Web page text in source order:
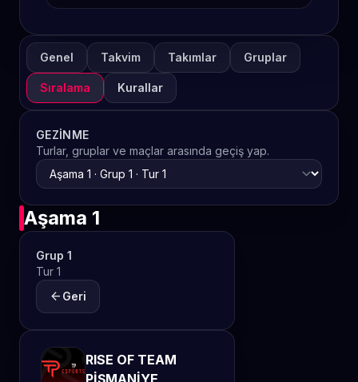
Genel Takvim Takımlar Gruplar
Sıralama Kurallar
GEZINME
Turlar, gruplar ve maçlar arasında geçiş yap.
Aşama 1
Grup 1
Tur 1
arrow_back Geri
RISE OF TEAM
PİŞMANİYE